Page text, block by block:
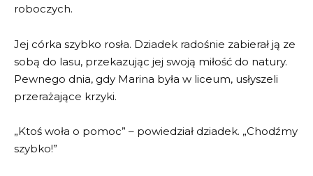
roboczych.
Jej córka szybko rosła. Dziadek radośnie zabierał ją ze
sobą do lasu, przekazując jej swoją miłość do natury.
Pewnego dnia, gdy Marina była w liceum, usłyszeli
przerażające krzyki.
„Ktoś woła o pomoc” – powiedział dziadek. „Chodźmy
szybko!”